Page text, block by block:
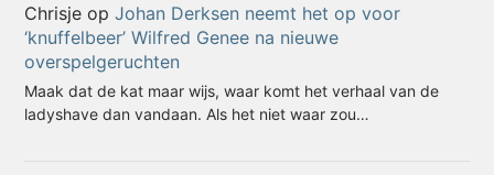
Chrisje opJohan Derksen neemt het op voor
‘knuffelbeer’ Wilfred Genee na nieuwe
overspelgeruchten
Maak dat de kat maar wijs, waar komt het verhaal van de
ladyshave dan vandaan. Als het niet waar zou…